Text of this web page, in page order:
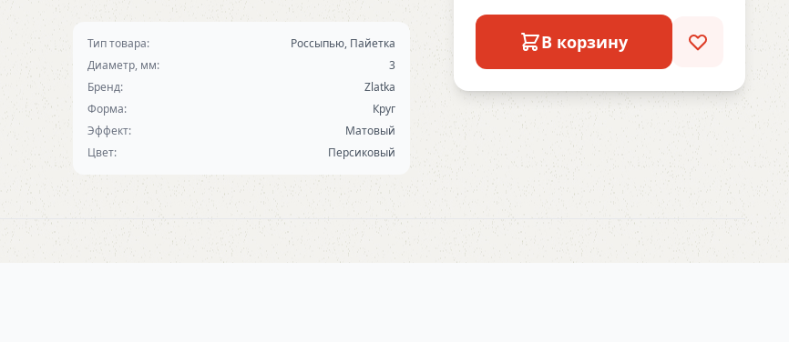
Тип товара:
Россыпью, Пайетка
Диаметр, мм:
3
Бренд:
Zlatka
Форма:
Круг
Эффект:
Матовый
Цвет:
Персиковый
В корзину